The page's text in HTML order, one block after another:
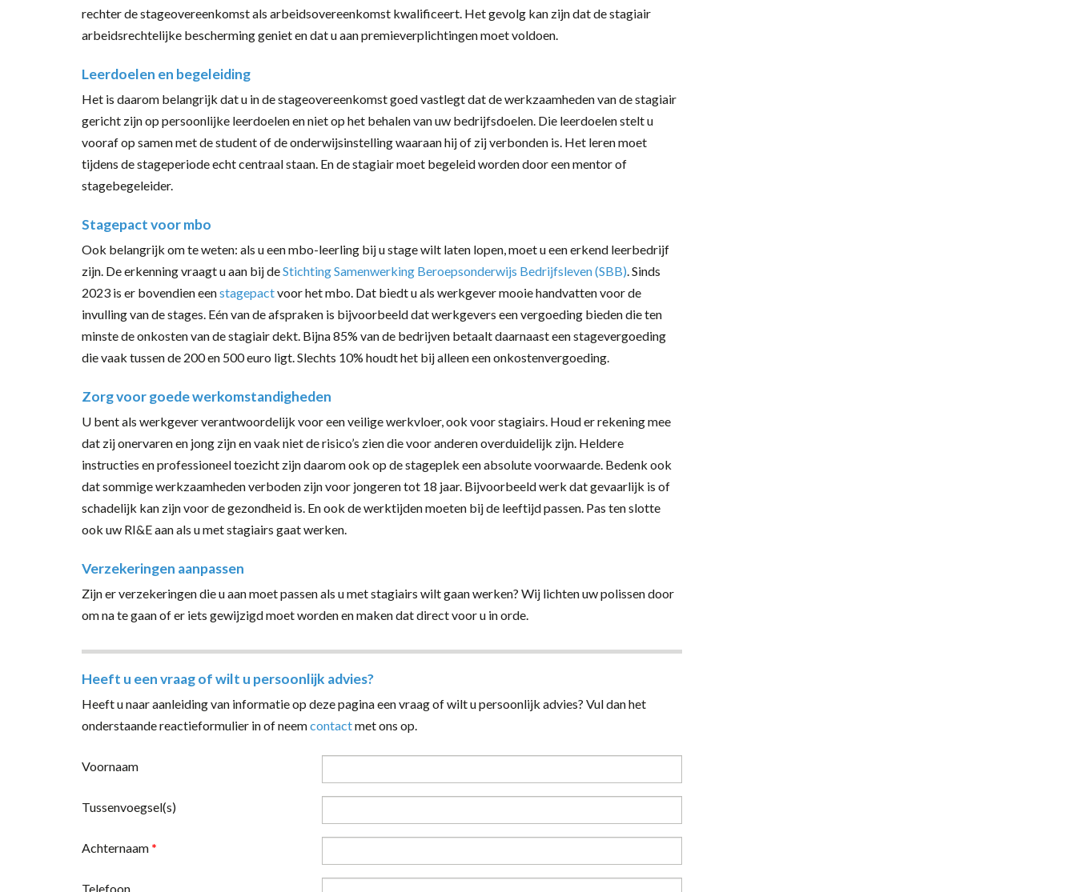
rechter de stageovereenkomst als arbeidsovereenkomst kwalificeert. Het gevolg kan zijn dat de stagiair
arbeidsrechtelijke bescherming geniet en dat u aan premieverplichtingen moet voldoen.
Leerdoelen en begeleiding
Het is daarom belangrijk dat u in de stageovereenkomst goed vastlegt dat de werkzaamheden van de stagiair
gericht zijn op persoonlijke leerdoelen en niet op het behalen van uw bedrijfsdoelen. Die leerdoelen stelt u
vooraf op samen met de student of de onderwijsinstelling waaraan hij of zij verbonden is. Het leren moet
tijdens de stageperiode echt centraal staan. En de stagiair moet begeleid worden door een mentor of
stagebegeleider.
Stagepact voor mbo
Ook belangrijk om te weten: als u een mbo-leerling bij u stage wilt laten lopen, moet u een erkend leerbedrijf
zijn. De erkenning vraagt u aan bij deStichting Samenwerking Beroepsonderwijs Bedrijfsleven (SBB) . Sinds
2023 is er bovendien eenstagepactvoor het mbo. Dat biedt u als werkgever mooie handvatten voor de
invulling van de stages. Eén van de afspraken is bijvoorbeeld dat werkgevers een vergoeding bieden die ten
minste de onkosten van de stagiair dekt. Bijna 85% van de bedrijven betaalt daarnaast een stagevergoeding
die vaak tussen de 200 en 500 euro ligt. Slechts 10% houdt het bij alleen een onkostenvergoeding.
Zorg voor goede werkomstandigheden
U bent als werkgever verantwoordelijk voor een veilige werkvloer, ook voor stagiairs. Houd er rekening mee
dat zij onervaren en jong zijn en vaak niet de risico’s zien die voor anderen overduidelijk zijn. Heldere
instructies en professioneel toezicht zijn daarom ook op de stageplek een absolute voorwaarde. Bedenk ook
dat sommige werkzaamheden verboden zijn voor jongeren tot 18 jaar. Bijvoorbeeld werk dat gevaarlijk is of
schadelijk kan zijn voor de gezondheid is. En ook de werktijden moeten bij de leeftijd passen. Pas ten slotte
ook uw RI&E aan als u met stagiairs gaat werken.
Verzekeringen aanpassen
Zijn er verzekeringen die u aan moet passen als u met stagiairs wilt gaan werken? Wij lichten uw polissen door
om na te gaan of er iets gewijzigd moet worden en maken dat direct voor u in orde.
Heeft u een vraag of wilt u persoonlijk advies?
Heeft u naar aanleiding van informatie op deze pagina een vraag of wilt u persoonlijk advies? Vul dan het
onderstaande reactieformulier in of neemcontactmet ons op.
Voornaam
Tussenvoegsel(s)
Achternaam *
Telefoon